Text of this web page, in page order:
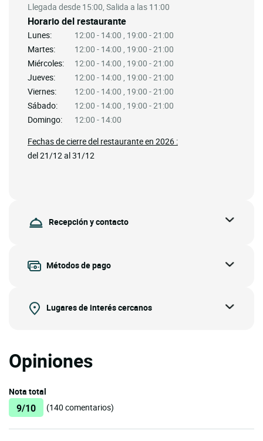
Llegada desde 15:00, Salida a las 11:00
Horario del restaurante
Lunes:
12:00 - 14:00 , 19:00 - 21:00
Martes:
12:00 - 14:00 , 19:00 - 21:00
Miércoles:
12:00 - 14:00 , 19:00 - 21:00
Jueves:
12:00 - 14:00 , 19:00 - 21:00
Viernes:
12:00 - 14:00 , 19:00 - 21:00
Sábado:
12:00 - 14:00 , 19:00 - 21:00
Domingo:
12:00 - 14:00
Fechas de cierre del restaurante en 2026 :
del 21/12 al 31/12
Recepción y contacto
Métodos de pago
Lugares de interés cercanos
Opiniones
Nota total
9/10 (140 comentarios)